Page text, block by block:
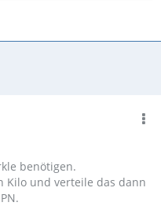
benötigen.
Kilo und verteile das dann